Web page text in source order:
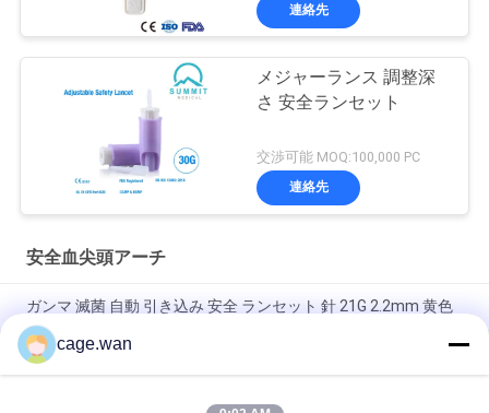
連絡先
メジャーランス 調整深
さ 安全ランセット
交渉可能 MOQ:100,000 PC
連絡先
安全血尖頭アーチ
ガンマ 滅菌 自動 引き込み 安全 ランセット 針 21G 2.2mm 黄色
急速なテストのための押しボタンの安全尖頭アーチ21Gの針
1.8mmの深さ
cage.wan